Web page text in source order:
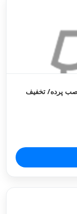
پرده/ تخفیف